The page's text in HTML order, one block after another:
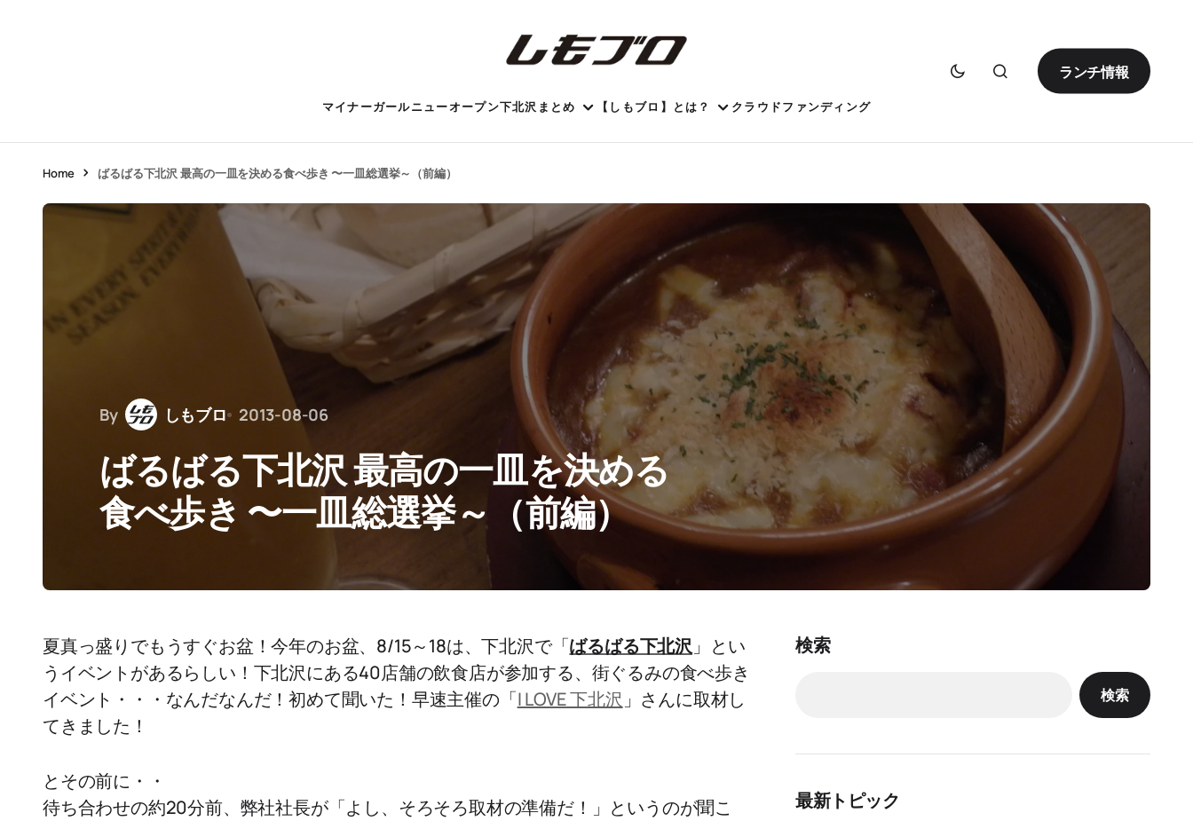
ランチ情報
マイナーガールニューオープン下北沢まとめ 【しもブロ】とは？ クラウドファンディング
Home ばるばる下北沢 最高の一皿を決める食べ歩き 〜一皿総選挙～（前編）
By しもブロ 2013-08-06
ばるばる下北沢 最高の一皿を決める
食べ歩き 〜一皿総選挙～（前編）
夏真っ盛りでもうすぐお盆！今年のお盆、8/15～18は、下北沢で「ばるばる下北沢 」とい
うイベントがあるらしい！下北沢にある40店舗の飲食店が参加する、街ぐるみの食べ歩き
イベント・・・なんだなんだ！初めて聞いた！早速主催の「I LOVE 下北沢 」さんに取材し
てきました！
とその前に・・
待ち合わせの約20分前、弊社社長が「よし、そろそろ取材の準備だ！」というのが聞こ
検索
検索
最新トピック